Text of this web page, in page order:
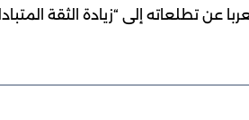
عن تطلعاته إلى “زيادة الثقة